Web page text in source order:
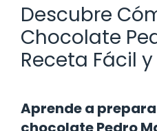
Descubre
Chocolate
Receta Fácil
Aprende a